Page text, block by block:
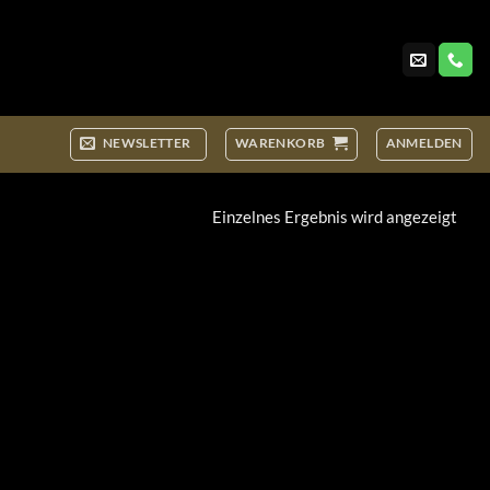
NEWSLETTER WARENKORB ANMELDEN
Einzelnes Ergebnis wird angezeigt